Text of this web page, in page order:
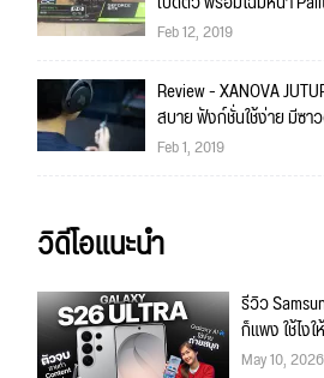
Feb 12, 2019
Review - XANOVA
สบาย ฟังก์ชั่นใช้ง่าย มีซา
Feb 1, 2019
วิดีโอแนะนำ
รีวิว
ก็แพง ใช้ไง
May 10, 2026